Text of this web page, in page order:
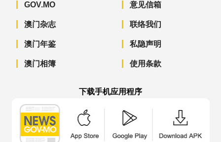
GOV.MO
澳门杂志
澳门年鉴
澳门相簿
意见信箱
联络我们
私隐声明
使用条款
下载手机应用程序